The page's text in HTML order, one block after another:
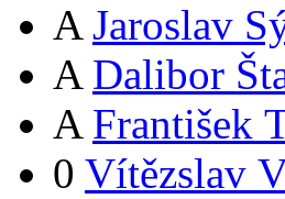
A Jaroslav
A Dalibor
A František
0 Vítězslav